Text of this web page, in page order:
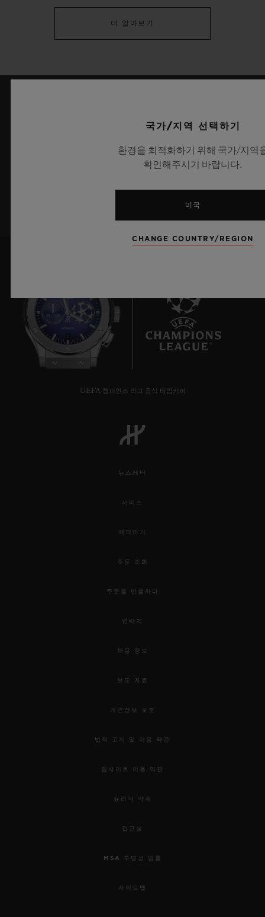
더 알아보기
7
UEFA 챔피언스 리그 공식 타임키퍼
뉴스레터
서비스
예약하기
주문 조회
주문을 반품하다
연락처
채용 정보
보도 자료
개인정보 보호
법적 고지 및 이용 약관
웹사이트 이용 약관
윤리적 약속
접근성
MSA 투명성 법률
사이트맵
국가/지역 선택하기
환경을 최적화하기 위해 국가/지역
확인해주시기 바랍니다.
미국
CHANGE COUNTRY/REGION